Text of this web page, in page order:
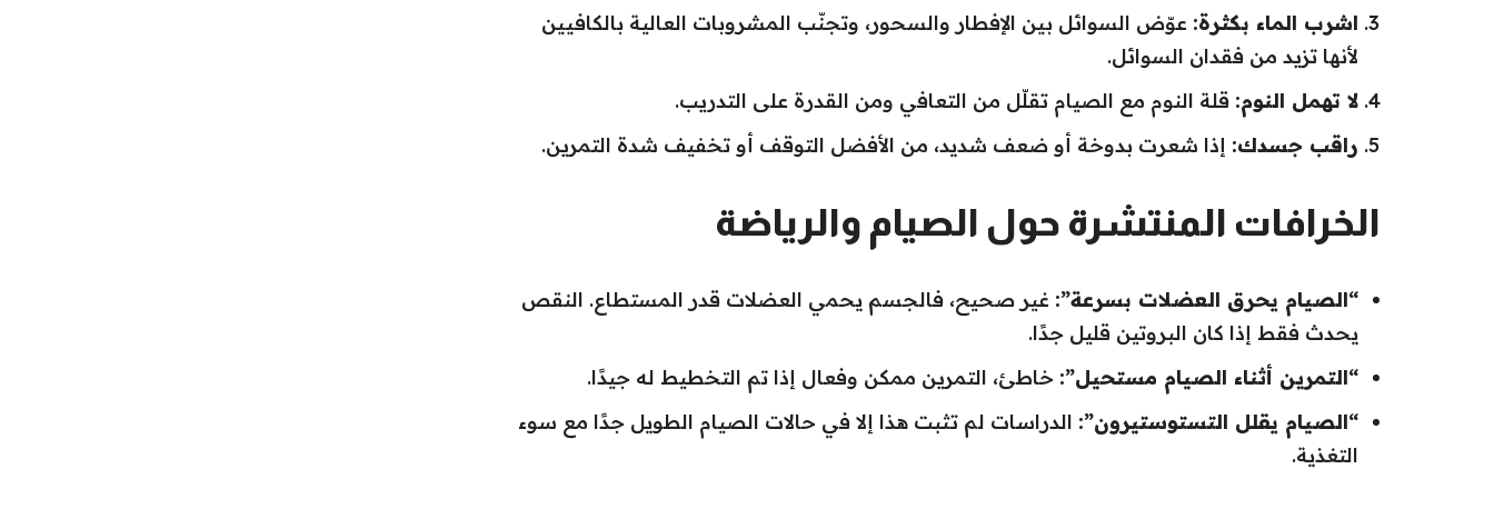
اشرب الماء بكثرة: عوّض السوائل بين الإفطار والسحور، وتجنّب المشروبات العالية بالكافيين
لأنها تزيد من فقدان السوائل.
لا تهمل النوم: قلة النوم مع الصيام تقلّل من التعافي ومن القدرة على التدريب.
راقب جسدك: إذا شعرت بدوخة أو ضعف شديد، من الأفضل التوقف أو تخفيف شدة التمرين.
الخرافات المنتشرة حول الصيام والرياضة
“الصيام يحرق العضلات بسرعة”: غير صحيح، فالجسم يحمي العضلات قدر المستطاع. النقص
يحدث فقط إذا كان البروتين قليل جدًا.
“التمرين أثناء الصيام مستحيل”: خاطئ، التمرين ممكن وفعال إذا تم التخطيط له جيدًا.
“الصيام يقلل التستوستيرون”: الدراسات لم تثبت هذا إلا في حالات الصيام الطويل جدًا مع سوء
التغذية.